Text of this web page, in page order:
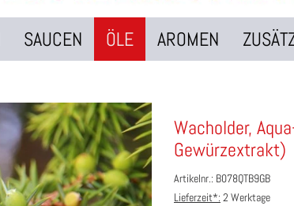
SAUCEN ÖLE AROMEN
Wacholder,
Gewürzextrakt)
Artikelnr.: B078QTB9GB
Lieferzeit*: 2 Werktage